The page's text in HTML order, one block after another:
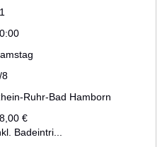
8
Ruhr-Bad Hamborn
€
Badeintri...